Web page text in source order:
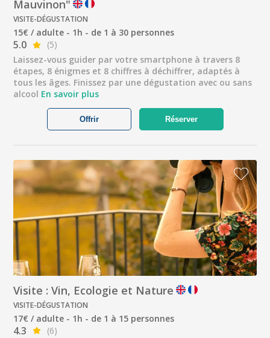
Mauvinon"
VISITE-DÉGUSTATION
15€ / adulte - 1h - de 1 à 30 personnes
5.0
(5)
Laissez-vous guider par votre smartphone à travers 8
étapes, 8 énigmes et 8 chiffres à déchiffrer, adaptés à
tous les âges. Finissez par une dégustation avec ou sans
alcool En savoir plus
Réserver
Offrir
Visite : Vin, Ecologie et Nature
VISITE-DÉGUSTATION
17€ / adulte - 1h - de 1 à 15 personnes
4.3 (6)